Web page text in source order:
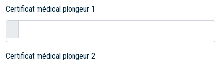
Certificat médical plongeur 1
Certificat médical plongeur 2